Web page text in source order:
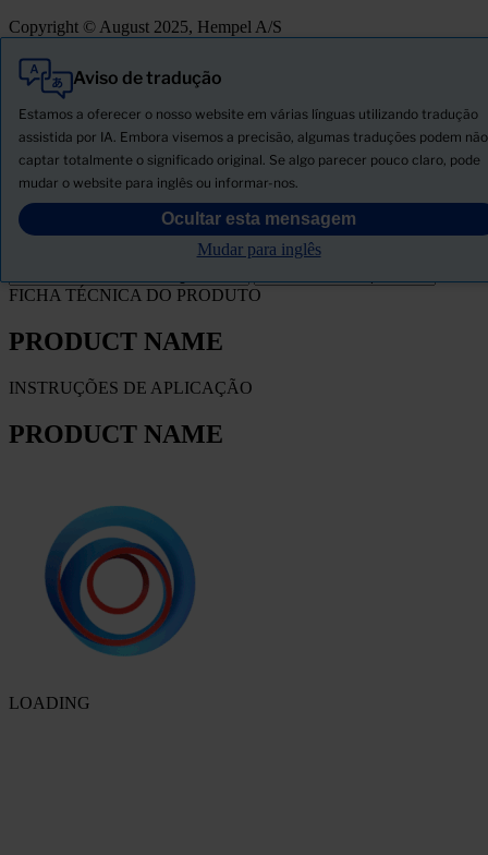
Copyright © August 2025, Hempel A/S
Aviso de tradução
Estamos a oferecer o nosso website em várias línguas utilizando tradução
assistida por IA. Embora visemos a precisão, algumas traduções podem não
captar totalmente o significado original. Se algo parecer pouco claro, pode
mudar o website para inglês ou informar-nos.
Ocultar esta mensagem
Mudar para inglês
Tudo
Produtos
Descarregar ficha de segurança
PRODUCT NAME
FICHA TÉCNICA DO PRODUTO
PRODUCT NAME
INSTRUÇÕES DE APLICAÇÃO
PRODUCT NAME
LOADING